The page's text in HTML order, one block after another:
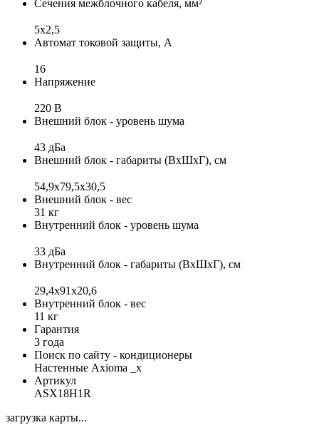
Сечения межблочного кабеля, мм²
5x2,5
Автомат токовой защиты, А
16
Напряжение
220 В
Внешний блок - уровень шума
43 дБа
Внешний блок - габариты (ВхШхГ), см
54,9x79,5x30,5
Внешний блок - вес
31 кг
Внутренний блок - уровень шума
33 дБа
Внутренний блок - габариты (ВхШхГ), см
29,4х91х20,6
Внутренний блок - вес
11 кг
Гарантия
3 года
Поиск по сайту - кондиционеры
Настенные Axioma _x
Артикул
ASX18H1R
загрузка карты...